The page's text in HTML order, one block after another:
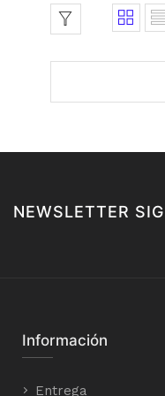
NEWSLETTER
Información
Entrega